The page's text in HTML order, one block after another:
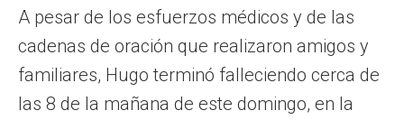
A pesar de los esfuerzos médicos y de las
cadenas de oración que realizaron amigos y
familiares, Hugo terminó falleciendo cerca de
las 8 de la mañana de este domingo, en la